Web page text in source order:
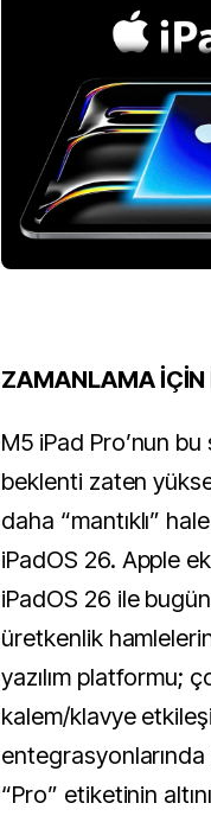
ZAMANLAMA İÇİN
M5 iPad Pro’nun
beklenti zaten
daha “mantıklı”
iPadOS 26. Apple
iPadOS 26 ile
üretkenlik
yazılım platformu;
kalem/klavye
“Pro” etiketinin